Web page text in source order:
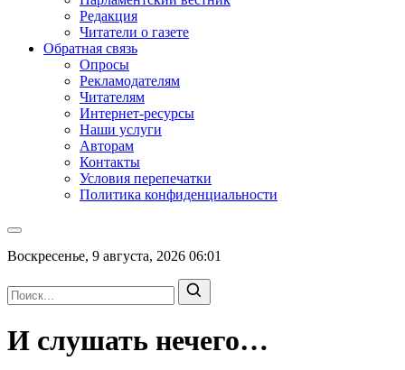
Редакция
Читатели о газете
Обратная связь
Опросы
Рекламодателям
Читателям
Интернет-ресурсы
Наши услуги
Авторам
Контакты
Условия перепечатки
Политика конфиденциальности
Воскресенье, 9 августа, 2026 06:01
И слушать нечего…